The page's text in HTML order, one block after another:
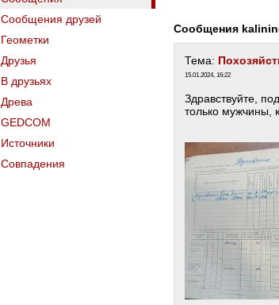
Сообщения друзей
Геометки
Друзья
В друзьях
Древа
GEDCOM
Источники
Совпадения
Сообщения
Тема:
15.01.2024, 16:22
Здравствуйте,
только мужчины,